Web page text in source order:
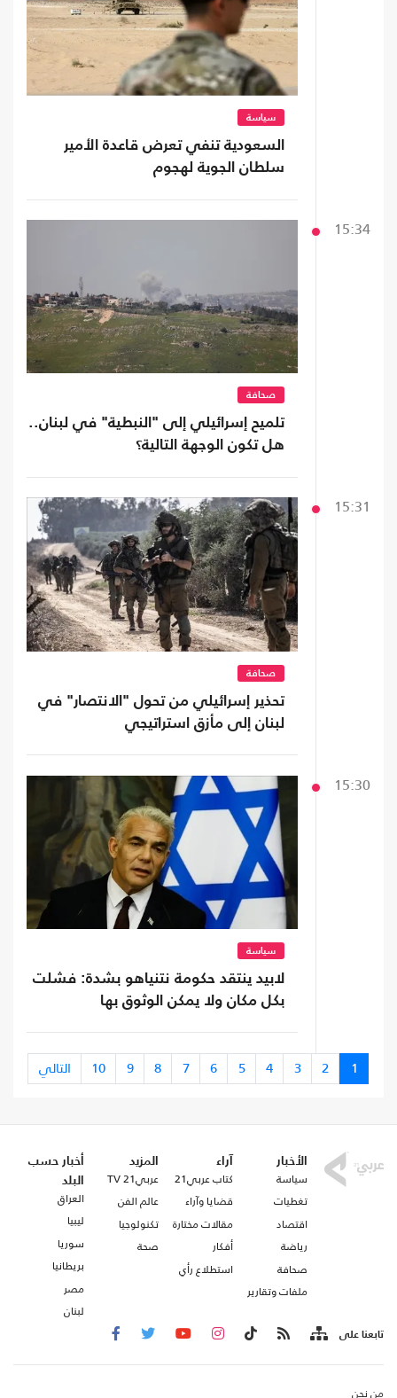
سياسة
السعودية تنفي تعرض قاعدة الأمير
سلطان الجوية لهجوم
15:34
صحافة
تلميح إسرائيلي إلى "النبطية" في لبنان..
هل تكون الوجهة التالية؟
15:31
صحافة
تحذير إسرائيلي من تحول "الانتصار" في
لبنان إلى مأزق استراتيجي
15:30
سياسة
لابيد ينتقد حكومة نتنياهو بشدة: فشلت
بكل مكان ولا يمكن الوثوق بها
1
2
3
4
5
6
7
8
9
10 التالي
الأخبار
سياسة
تغطيات
اقتصاد
رياضة
صحافة
ملفات وتقارير
آراء
كتاب عربي21
قضايا وآراء
مقالات مختارة
أفكار
استطلاع رأي
المزيد
عربي21 TV
عالم الفن
تكنولوجيا
صحة
أخبار حسب
البلد
العراق
ليبيا
سوريا
بريطانيا
مصر
لبنان
تابعنا على
من نحن